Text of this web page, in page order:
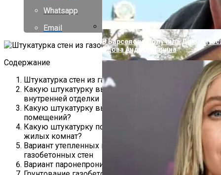
С Годами Стали Еще Лучше, Чем
Расцвели
В Барселоне Получила Дом, А
Вдова Андрея Панина
Whatsapp
Email
Содержание
Штукатурка стен из газобетона внутри помещения
Какую штукатурку выбрать по газобетону для
внутренней отделки
Какую штукатурку выбрать для влажных
помещений?
Какую штукатурку по газоблоку выбрать для
жилых комнат?
Вариант утепленных паропроницаемых
газобетонных стен
Вариант паронепроницаемых утепленных стен